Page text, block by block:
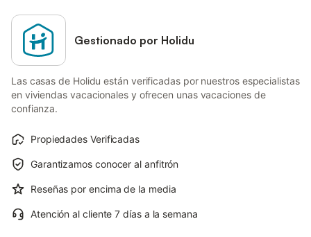
Gestionado por Holidu
Las casas de Holidu están verificadas por nuestros especialistas
en viviendas vacacionales y ofrecen unas vacaciones de
confianza.
Propiedades Verificadas
Garantizamos conocer al anfitrón
Reseñas por encima de la media
Atención al cliente 7 días a la semana